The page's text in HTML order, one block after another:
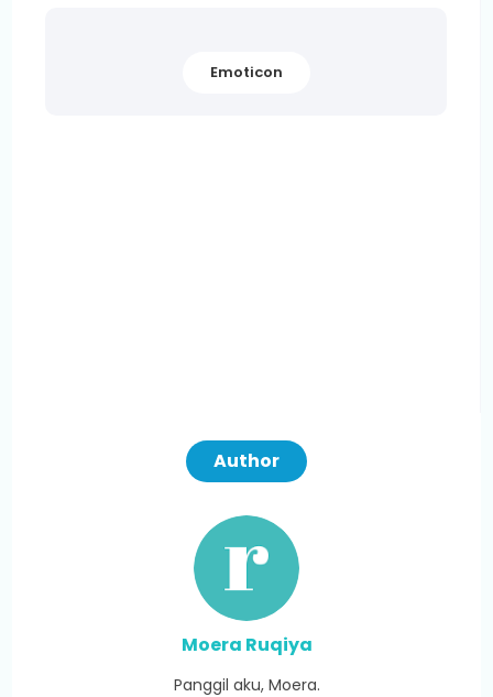
Emoticon
Author
Moera Ruqiya
Panggil aku, Moera.